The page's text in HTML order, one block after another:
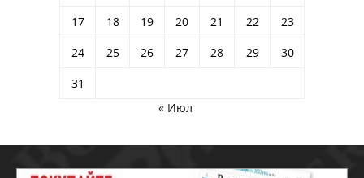
17
18 19 20 21 22
23
24
25 26 27 28 29
30
31
« Июл